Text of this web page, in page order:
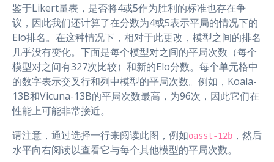
鉴于Likert量表，是否将4或5作为胜利的标准也存在争
议，因此我们还计算了在分数为4或5表示平局的情况下的
Elo排名。在这种情况下，相对于此更改，模型之间的排名
几乎没有变化。下面是每个模型对之间的平局次数（每个
模型对之间有327次比较）和新的Elo分数。每个单元格中
的数字表示交叉行和列中模型的平局次数。例如，Koala-
13B和Vicuna-13B的平局次数最高，为96次，因此它们在
性能上可能非常接近。
请注意，通过选择一行来阅读此图，例如oasst-12b ，然后
水平向右阅读以查看它与每个其他模型的平局次数。